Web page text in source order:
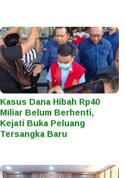
Kasus Dana Hibah Rp40
Miliar Belum Berhenti,
Kejati Buka Peluang
Tersangka Baru